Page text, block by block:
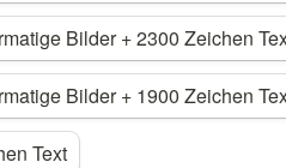
Bilder + 2300 Zeichen
Bilder + 1900 Zeichen
Text